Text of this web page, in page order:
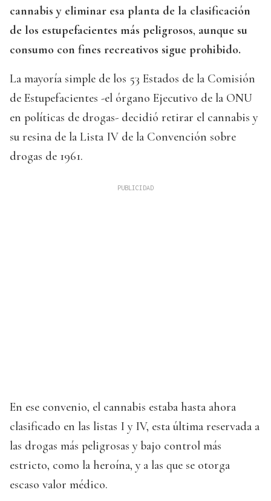
cannabis y eliminar esa planta de la clasificación
de los estupefacientes más peligrosos, aunque su
consumo con fines recreativos sigue prohibido.
La mayoría simple de los 53 Estados de la Comisión
de Estupefacientes -el órgano Ejecutivo de la ONU
en políticas de drogas- decidió retirar el cannabis y
su resina de la Lista IV de la Convención sobre
drogas de 1961.
En ese convenio, el cannabis estaba hasta ahora
clasificado en las listas I y IV, esta última reservada a
las drogas más peligrosas y bajo control más
estricto, como la heroína, y a las que se otorga
escaso valor médico.